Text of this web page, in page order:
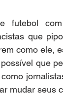
com
que
como ele,
que
mudar seus